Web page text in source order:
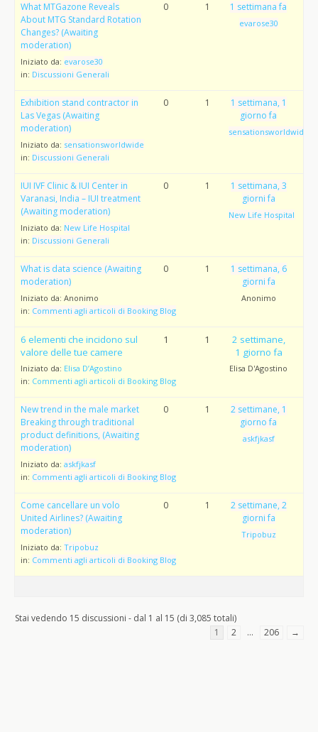
What MTGazone Reveals
About MTG Standard Rotation
Changes? (Awaiting
moderation)
Iniziato da: evarose30
in: Discussioni Generali
0 1 1 settimana fa
evarose30
Exhibition stand contractor in
Las Vegas (Awaiting
moderation)
Iniziato da: sensationsworldwide
in: Discussioni Generali
0 1
1 settimana, 1
giorno fa
sensationsworldwide
IUI IVF Clinic & IUI Center in
Varanasi, India – IUI treatment
(Awaiting moderation)
Iniziato da: New Life Hospital
in: Discussioni Generali
0 1
1 settimana, 3
giorni fa
New Life Hospital
What is data science (Awaiting
moderation)
Iniziato da: Anonimo
in: Commenti agli articoli di Booking Blog
0 1
1 settimana, 6
giorni fa
Anonimo
6 elementi che incidono sul
valore delle tue camere
Iniziato da: Elisa D’Agostino
in: Commenti agli articoli di Booking Blog
1 1
2 settimane,
1 giorno fa
Elisa D'Agostino
New trend in the male market
Breaking through traditional
product definitions, (Awaiting
moderation)
Iniziato da: askfjkasf
in: Commenti agli articoli di Booking Blog
0 1
2 settimane, 1
giorno fa
askfjkasf
Come cancellare un volo
United Airlines? (Awaiting
moderation)
Iniziato da: Tripobuz
in: Commenti agli articoli di Booking Blog
0 1
2 settimane, 2
giorni fa
Tripobuz
Stai vedendo 15 discussioni - dal 1 al 15 (di 3,085 totali)
1
2 … 206 →